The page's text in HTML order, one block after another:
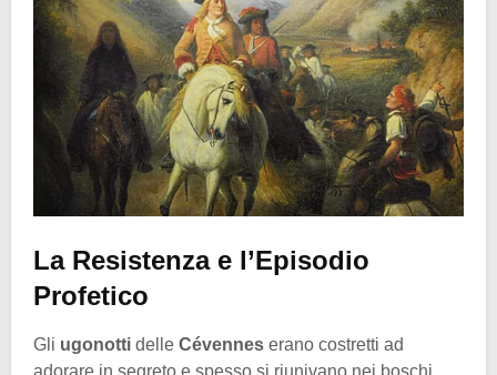
La Resistenza e l’Episodio
Profetico
Gli ugonotti delle Cévennes erano costretti ad
adorare in segreto e spesso si riunivano nei boschi